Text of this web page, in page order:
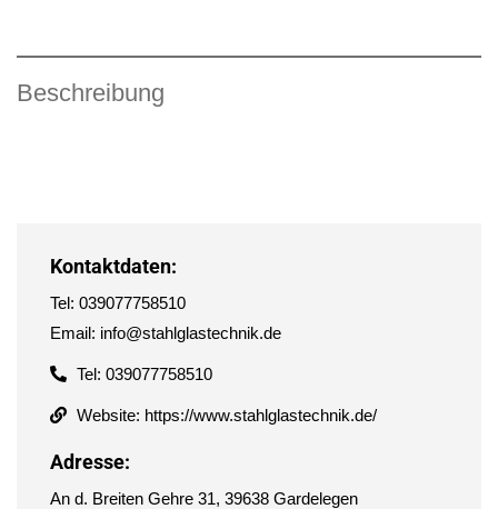
Beschreibung
Kontaktdaten:
Tel: 039077758510
Email: info@stahlglastechnik.de
Tel: 039077758510
Website: https://www.stahlglastechnik.de/
Adresse:
An d. Breiten Gehre 31, 39638 Gardelegen